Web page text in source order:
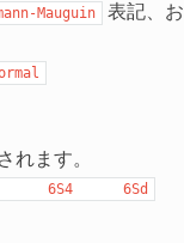
Mauguin 表記、
れます。
6S4 6Sd